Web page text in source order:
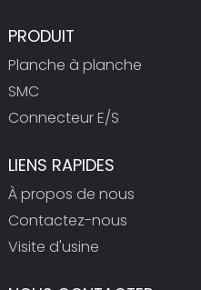
PRODUIT
Planche à planche
SMC
Connecteur E/S
LIENS RAPIDES
À propos de nous
Contactez-nous
Visite d'usine